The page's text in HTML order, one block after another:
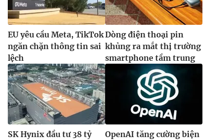
EU yêu cầu Meta, TikTok
ngăn chặn thông tin sai
lệch
Dòng điện thoại pin
khủng ra mắt thị trường
smartphone tầm trung
SK Hynix đầu tư 38 tỷ
OpenAI tăng cường biện